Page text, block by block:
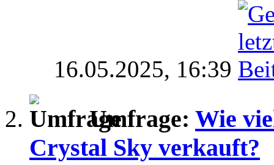
16.05.2025, 16:39
Umfrage: Wie
Crystal Sky verkauft?